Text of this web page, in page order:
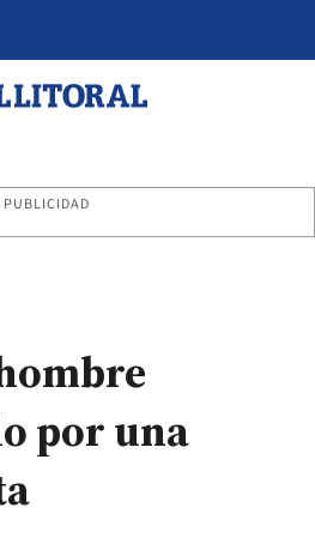
PUBLICIDAD
por una